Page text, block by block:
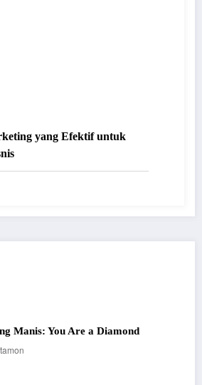
yang Efektif untuk
Manis: You Are a Diamond